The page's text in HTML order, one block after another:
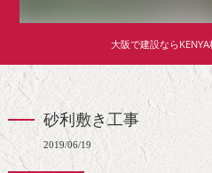
大阪で建設なら
砂利敷き工事
2019/06/19